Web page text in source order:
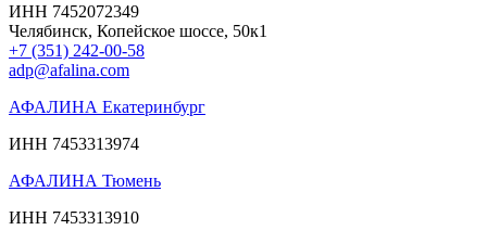
ИНН 7452072349
Челябинск, Копейское шоссе, 50к1
+7 (351) 242-00-58
adp@afalina.com
АФАЛИНА Екатеринбург
ИНН 7453313974
АФАЛИНА Тюмень
ИНН 7453313910